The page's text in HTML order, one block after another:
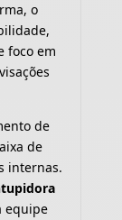
o
foco em
de
de
internas.
equipe